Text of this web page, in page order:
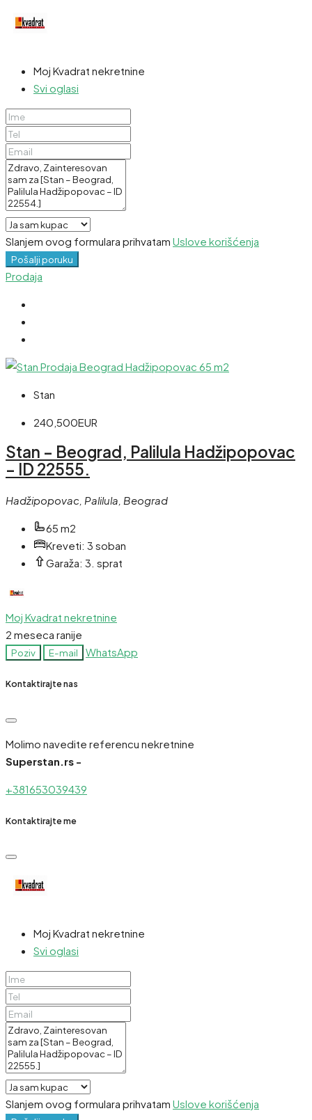
Moj Kvadrat nekretnine
Svi oglasi
Slanjem ovog formulara prihvatam Uslove korišćenja
Pošalji poruku
Prodaja
Stan
240,500EUR
Stan – Beograd, Palilula Hadžipopovac
– ID 22555.
Hadžipopovac, Palilula, Beograd
65 m2
Kreveti: 3 soban
Garaža: 3. sprat
Moj Kvadrat nekretnine
2 meseca ranije
Poziv E-mail WhatsApp
Kontaktirajte nas
Molimo navedite referencu nekretnine
Superstan.rs -
+381653039439
Kontaktirajte me
Moj Kvadrat nekretnine
Svi oglasi
Slanjem ovog formulara prihvatam Uslove korišćenja